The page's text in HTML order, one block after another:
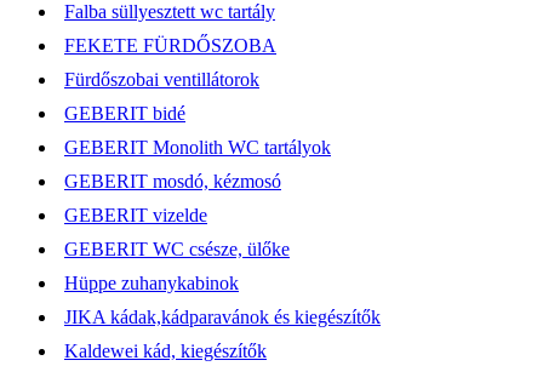
Falba süllyesztett wc tartály
FEKETE FÜRDŐSZOBA
Fürdőszobai ventillátorok
GEBERIT bidé
GEBERIT Monolith WC tartályok
GEBERIT mosdó, kézmosó
GEBERIT vizelde
GEBERIT WC csésze, ülőke
Hüppe zuhanykabinok
JIKA kádak,kádparavánok és kiegészítők
Kaldewei kád, kiegészítők